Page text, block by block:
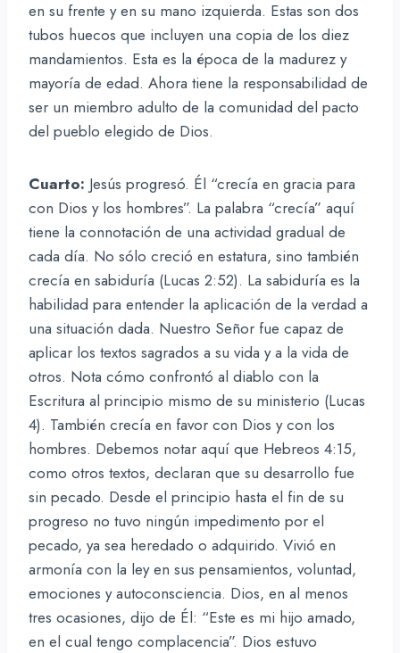
en su frente y en su mano izquierda. Estas son dos
tubos huecos que incluyen una copia de los diez
mandamientos. Esta es la época de la madurez y
mayoría de edad. Ahora tiene la responsabilidad de
ser un miembro adulto de la comunidad del pacto
del pueblo elegido de Dios.
Cuarto: Jesús progresó. Él “crecía en gracia para
con Dios y los hombres”. La palabra “crecía” aquí
tiene la connotación de una actividad gradual de
cada día. No sólo creció en estatura, sino también
crecía en sabiduría (Lucas 2:52). La sabiduría es la
habilidad para entender la aplicación de la verdad a
una situación dada. Nuestro Señor fue capaz de
aplicar los textos sagrados a su vida y a la vida de
otros. Nota cómo confrontó al diablo con la
Escritura al principio mismo de su ministerio (Lucas
4). También crecía en favor con Dios y con los
hombres. Debemos notar aquí que Hebreos 4:15,
como otros textos, declaran que su desarrollo fue
sin pecado. Desde el principio hasta el fin de su
progreso no tuvo ningún impedimento por el
pecado, ya sea heredado o adquirido. Vivió en
armonía con la ley en sus pensamientos, voluntad,
emociones y autoconsciencia. Dios, en al menos
tres ocasiones, dijo de Él: “Este es mi hijo amado,
en el cual tengo complacencia”. Dios estuvo